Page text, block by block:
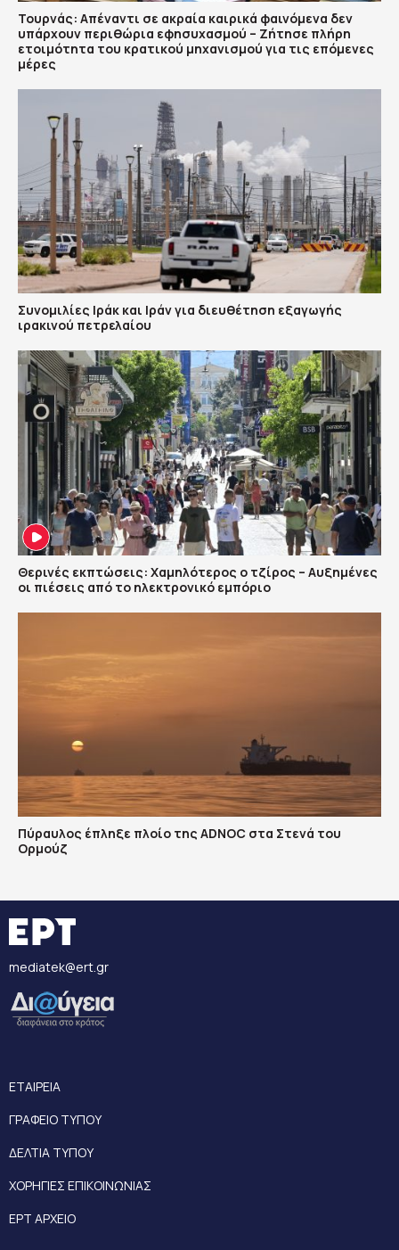
Τουρνάς: Απέναντι σε ακραία καιρικά φαινόμενα δεν
υπάρχουν περιθώρια εφησυχασμού – Ζήτησε πλήρη
ετοιμότητα του κρατικού μηχανισμού για τις επόμενες
μέρες
Συνομιλίες Ιράκ και Ιράν για διευθέτηση εξαγωγής
ιρακινού πετρελαίου
Θερινές εκπτώσεις: Χαμηλότερος ο τζίρος – Αυξημένες
οι πιέσεις από το ηλεκτρονικό εμπόριο
Πύραυλος έπληξε πλοίο της ADNOC στα Στενά του
Ορμούζ
mediatek@ert.gr
ΕΤΑΙΡΕΙΑ
ΓΡΑΦΕΙΟ ΤΥΠΟΥ
ΔΕΛΤΙΑ ΤΥΠΟΥ
ΧΟΡΗΓΙΕΣ ΕΠΙΚΟΙΝΩΝΙΑΣ
ΕΡΤ ΑΡΧΕΙΟ